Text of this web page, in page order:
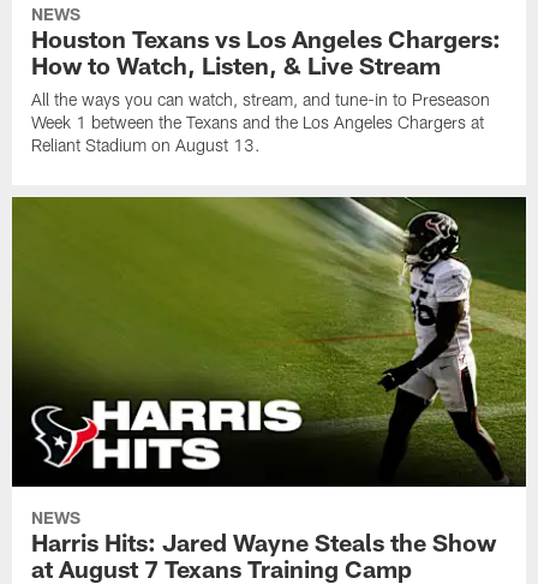
NEWS
Houston Texans vs Los Angeles Chargers:
How to Watch, Listen, & Live Stream
All the ways you can watch, stream, and tune-in to Preseason
Week 1 between the Texans and the Los Angeles Chargers at
Reliant Stadium on August 13.
NEWS
Harris Hits: Jared Wayne Steals the Show
at August 7 Texans Training Camp